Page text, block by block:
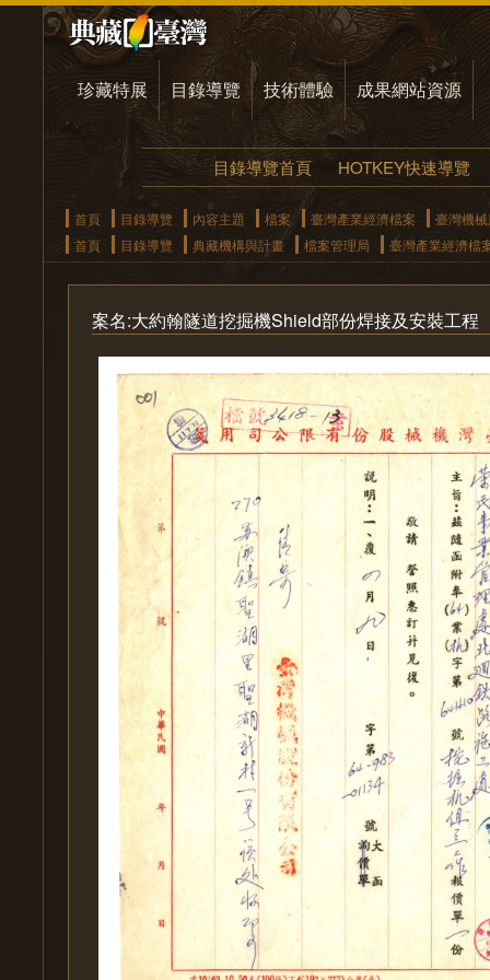
珍藏特展 目錄導覽 技術體驗 成果網站資源
目錄導覽首頁 HOTKEY快速導覽
首頁 目錄導覽 內容主題 檔案 臺灣產業經濟檔案
臺灣機
首頁
目錄導覽 典藏機構與計畫 檔案管理局 臺灣產業經濟檔
案名:大約翰隧道挖掘機Shield部份焊接及安裝工程